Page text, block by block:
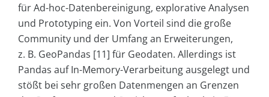
für Ad-hoc-Datenbereinigung, explorative Analysen
und Prototyping ein. Von Vorteil sind die große
Community und der Umfang an Erweiterungen,
z. B. GeoPandas [11] für Geodaten. Allerdings ist
Pandas auf In-Memory-Verarbeitung ausgelegt und
stößt bei sehr großen Datenmengen an Grenzen